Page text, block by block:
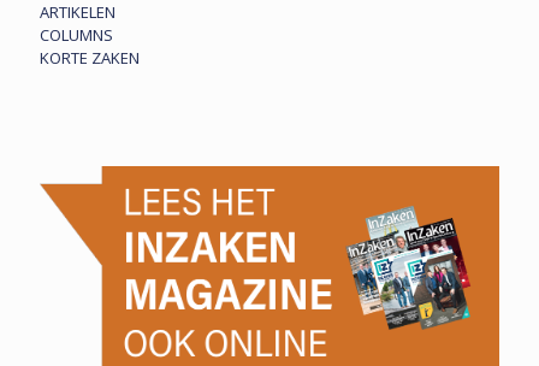
ARTIKELEN
COLUMNS
KORTE ZAKEN